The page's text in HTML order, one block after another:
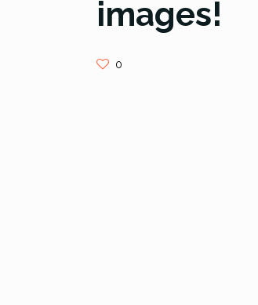
images!
0